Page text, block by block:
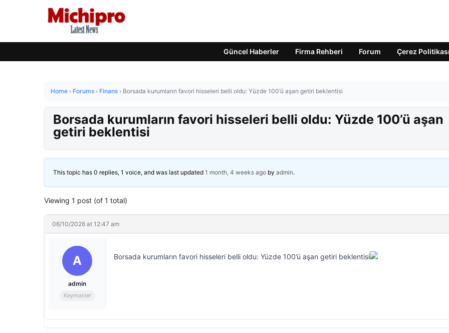
Güncel Haberler Firma Rehberi Forum Çerez Politikası
Home › Forums › Finans › Borsada kurumların favori hisseleri belli oldu: Yüzde 100’ü aşan getiri beklentisi
Borsada kurumların favori hisseleri belli oldu: Yüzde 100’ü aşan
getiri beklentisi
This topic has 0 replies, 1 voice, and was last updated 1 month, 4 weeks ago by admin.
Viewing 1 post (of 1 total)
06/10/2026 at 12:47 am
A
admin
Keymaster
Borsada kurumların favori hisseleri belli oldu: Yüzde 100’ü aşan getiri beklentisi